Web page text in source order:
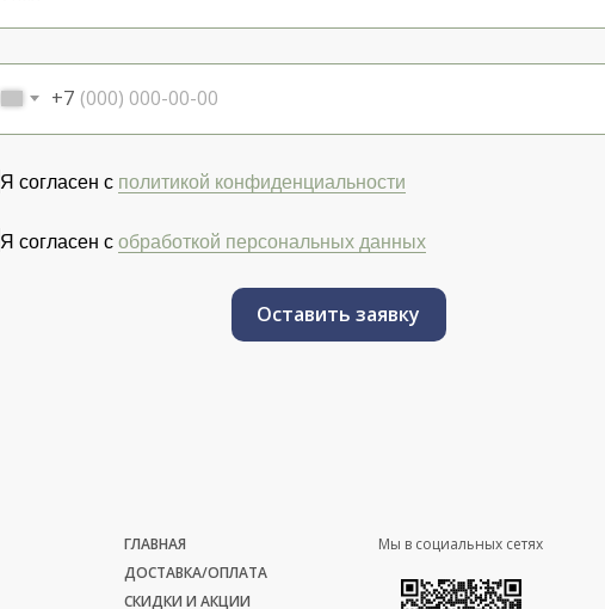
+7
Я согласен с политикой конфиденциальности
Я согласен с обработкой персональных данных
Оставить заявку
ГЛАВНАЯ
ДОСТАВКА/ОПЛАТА
СКИДКИ И АКЦИИ
Мы в социальных сетях